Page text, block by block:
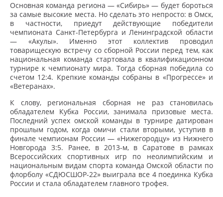
Основная команда региона — «Сибирь» — будет бороться
за самые высокие места. Но сделать это непросто: в Омск,
в частности, приедут действующие победители
чемпионата Санкт-Петербурга и Ленинградской области
— «Акулы». Именно этот коллектив проводил
товарищескую встречу со сборной России перед тем, как
национальная команда стартовала в квалификационном
турнире к чемпионату мира. Тогда сборная победила со
счетом 12:4. Крепкие команды собраны в «Прогрессе» и
«Ветеранах».
К слову, региональная сборная не раз становилась
обладателем Кубка России, занимала призовые места.
Последний успех омской команды в турнире датирован
прошлым годом, когда омичи стали вторыми, уступив в
финале чемпионам России — «Нижегородцу» из Нижнего
Новгорода 3:5. Ранее, в 2013-м, в Саратове в рамках
Всероссийских спортивных игр по неолимпийским и
национальным видам спорта команда Омской области по
флорболу «СДЮСШОР-22» выиграла все 4 поединка Кубка
России и стала обладателем главного трофея.